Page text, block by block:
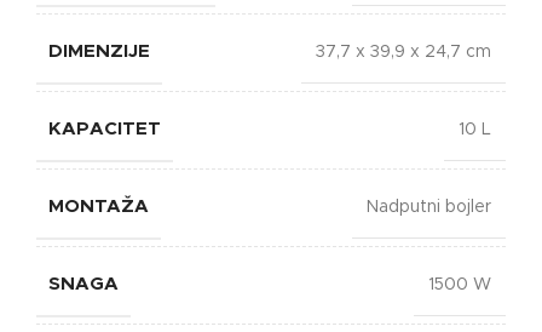
DIMENZIJE 37,7 x 39,9 x 24,7 cm
KAPACITET 10 L
MONTAŽA Nadputni bojler
SNAGA 1500 W